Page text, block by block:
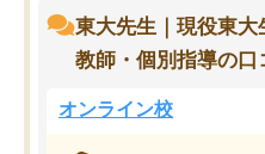
東大先生｜現役東
教師・個別指導の口
オンライン校